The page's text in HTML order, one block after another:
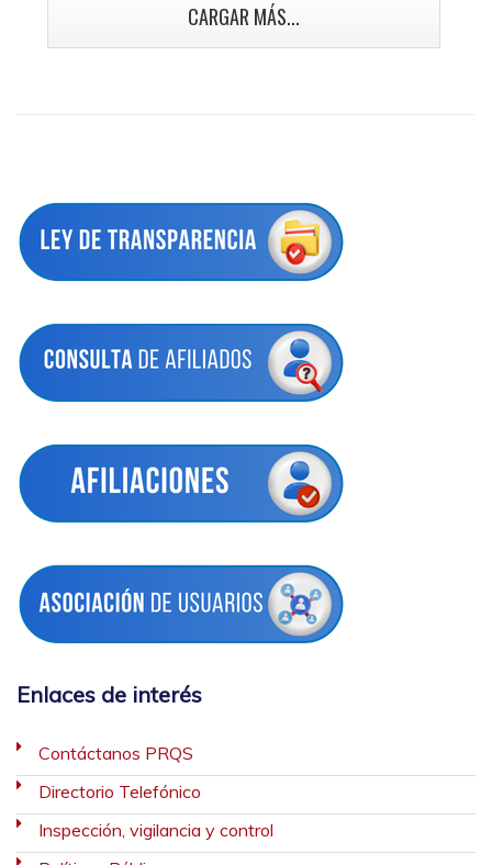
CARGAR MÁS...
Enlaces de interés
Contáctanos PRQS
Directorio Telefónico
Inspección, vigilancia y control